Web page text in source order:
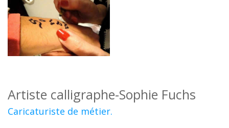
Artiste calligraphe-Sophie Fuchs
Caricaturiste de métier.